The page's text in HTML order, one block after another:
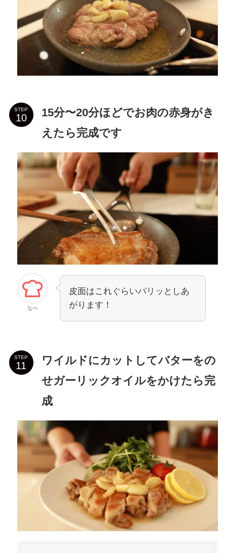
STEP
15分〜20分ほどでお肉の赤身がき
えたら完成です
なべ
皮面はこれぐらいパリッとしあ
がります！
STEP
ワイルドにカットしてバターをの
せガーリックオイルをかけたら完
成